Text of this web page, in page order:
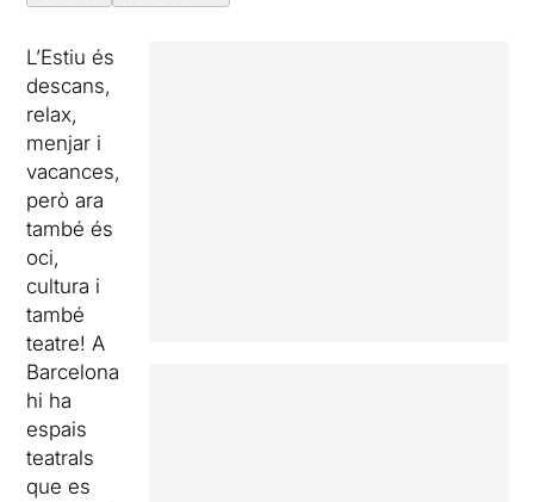
L’Estiu és
descans,
relax,
menjar i
vacances,
però ara
també és
oci,
cultura i
també
teatre! A
Barcelona
hi ha
espais
teatrals
que es